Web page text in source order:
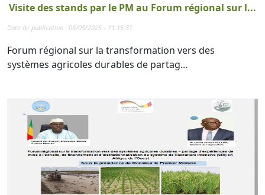
Visite des stands par le PM au Forum régional sur l...
Date de publication : 06/05/2025 - 11:15:31
Forum régional sur la transformation vers des
systèmes agricoles durables de partag...